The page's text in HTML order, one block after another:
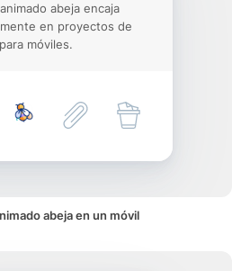
abeja encaja
en proyectos de
móviles.
abeja en un móvil